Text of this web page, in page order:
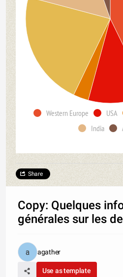
Western Europe USA
India
Share
Copy: Quelques
générales sur les
agather
Use as template